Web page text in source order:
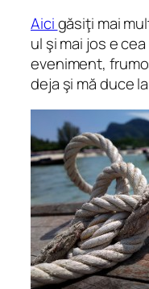
Aicigăsiţi mai
ul şi mai jos e
eveniment,
deja şi mă duce